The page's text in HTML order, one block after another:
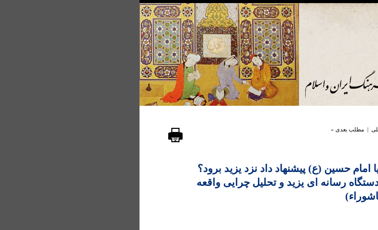
| مطلب بعدی »
امام حسين (ع) پيشنهاد داد نزد يزيد برود؟
رسانه ای يزيد و تحليل چرایی واقعه